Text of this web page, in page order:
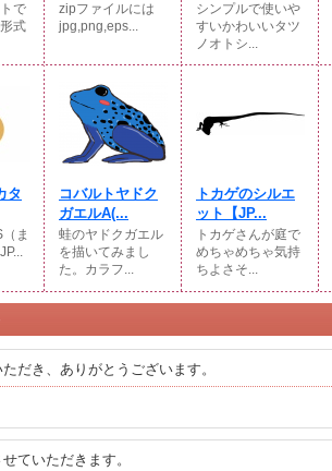
で
式
zipファイルには
jpg,png,eps...
シンプルで使いや
すいかわいいタツ
ノオトシ...
タ
ま
コバルトヤドク
ガエルA(...
蛙のヤドクガエル
を描いてみまし
た。カラフ...
トカゲのシルエ
ット【JP...
トカゲさんが庭で
めちゃめちゃ気持
ちよさそ...
だき、ありがとうございます。
ていただきます。